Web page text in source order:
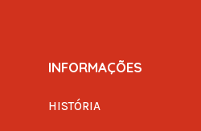
INFORMAÇÕES
HISTÓRIA